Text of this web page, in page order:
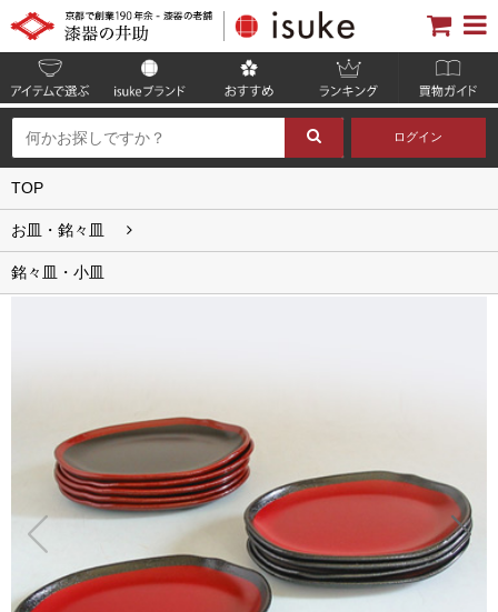
ログイン
TOP
お皿・銘々皿
銘々皿・小皿